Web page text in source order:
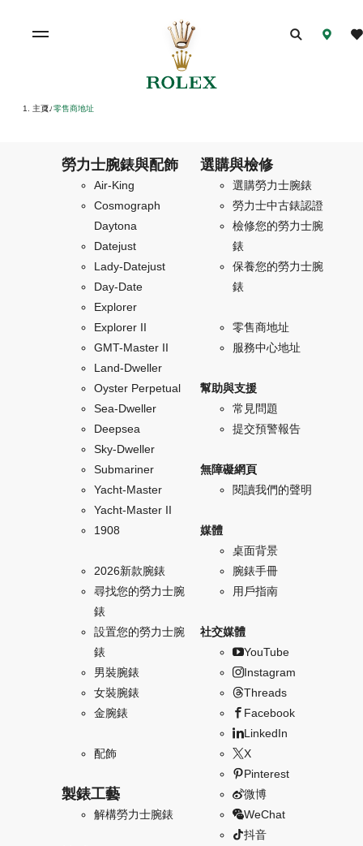
主頁/ 零售商地址
勞力士腕錶與配飾
Air-King
Cosmograph
Daytona
Datejust
Lady-Datejust
Day-Date
Explorer
Explorer II
GMT-Master II
Land-Dweller
Oyster Perpetual
Sea-Dweller
Deepsea
Sky-Dweller
Submariner
Yacht-Master
Yacht-Master II
1908
2026新款腕錶
尋找您的勞力士腕
錶
設置您的勞力士腕
錶
男裝腕錶
女裝腕錶
金腕錶
配飾
製錶工藝
解構勞力士腕錶
選購與檢修
選購勞力士腕錶
勞力士中古錶認證
檢修您的勞力士腕
錶
保養您的勞力士腕
錶
零售商地址
服務中心地址
幫助與支援
常見問題
提交預警報告
無障礙網頁
閱讀我們的聲明
媒體
桌面背景
腕錶手冊
用戶指南
社交媒體
YouTube
Instagram
Threads
Facebook
LinkedIn
X
Pinterest
微博
WeChat
抖音